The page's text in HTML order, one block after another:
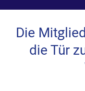
Die
die Tür